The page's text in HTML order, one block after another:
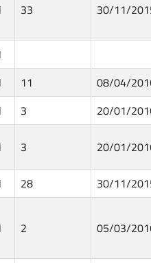
33 30/11/
11
08/04/
3 20/01/
3 20/01/
28 30/11/
2 05/03/